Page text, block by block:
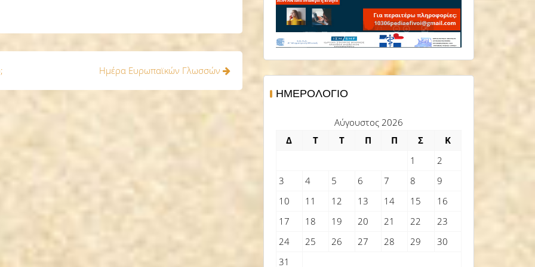
Ημέρα Ευρωπαϊκών Γλωσσών
ΗΜΕΡΟΛΌΓΙΟ
Αύγουστος 2026
Δ
Τ Τ Π Π Σ
Κ
1
2
3
4 5 6 7 8
9
10
11 12 13 14 15
16
17
18 19 20 21 22
23
24
25 26 27 28 29
30
31